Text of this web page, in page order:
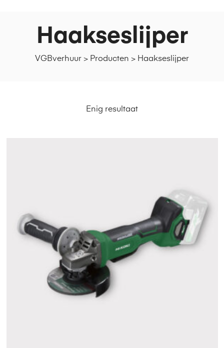
VGBverhuur > Producten > Haakseslijper
Haakseslijper
Enig resultaat